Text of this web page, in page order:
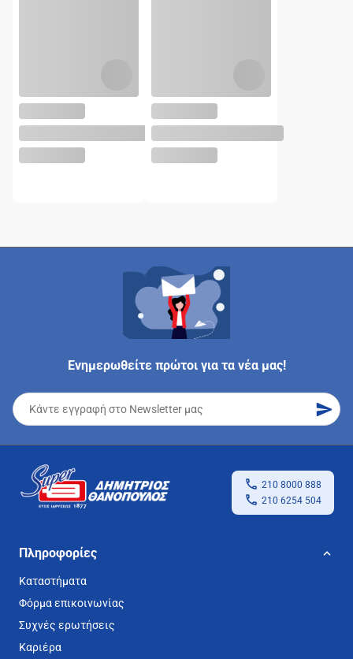
Ενημερωθείτε πρώτοι για τα νέα μας!
210 8000 888
210 6254 504
Πληροφορίες
Καταστήματα
Φόρμα επικοινωνίας
Συχνές ερωτήσεις
Καριέρα